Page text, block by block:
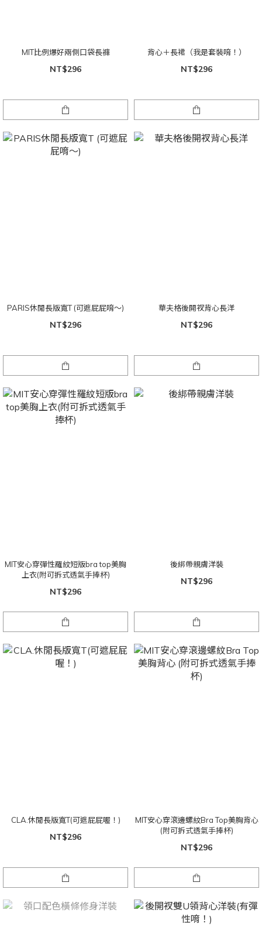
MIT比例爆好兩側口袋長褲
NT$296
背心＋長裙（我是套裝唷！）
NT$296
PARIS休閒長版寬T (可遮屁屁唷～)
NT$296
華夫格後開衩背心長洋
NT$296
MIT安心穿彈性羅紋短版bra top美胸
上衣(附可拆式透氣手捧杯)
NT$296
後綁帶親膚洋裝
NT$296
CLA.休閒長版寬T(可遮屁屁喔！)
NT$296
MIT安心穿滾邊螺紋Bra Top美胸背心
(附可拆式透氣手捧杯)
NT$296